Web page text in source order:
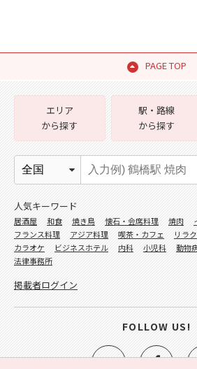
PAGE TOP
エリア
から探す
駅・路線
から探す
人気キーワード
居酒屋 和食 焼き鳥 懐石・会席料理 焼肉
フランス料理
アジア料理 喫茶・カフェ リラ
カラオケ
ビジネスホテル 内科 小児科 動物
法律事務所
掲載者ログイン
FOLLOW US!